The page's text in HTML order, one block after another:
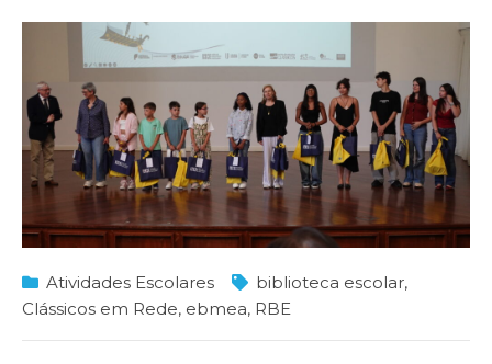
Atividades Escolares biblioteca escolar,
Clássicos em Rede, ebmea, RBE